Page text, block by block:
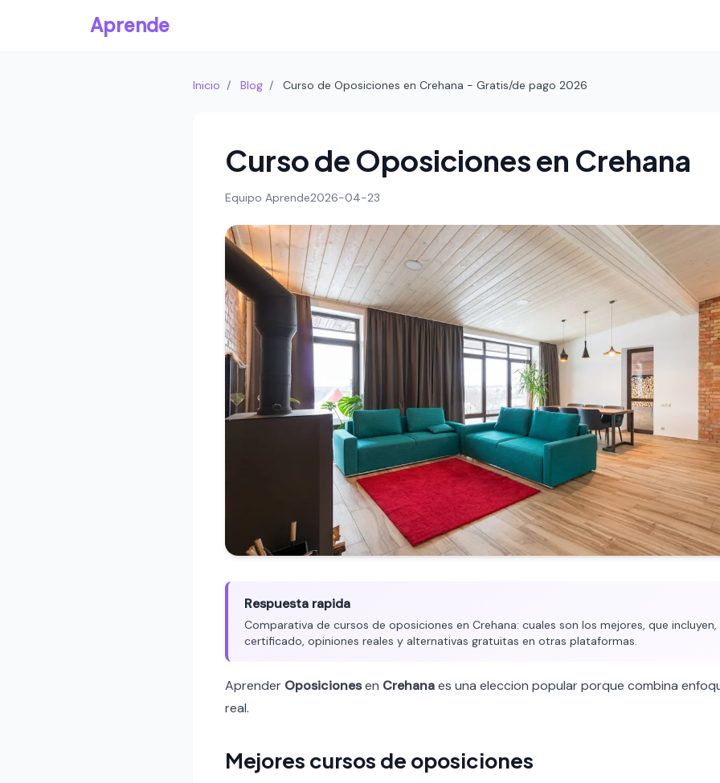
Aprende
Inicio / Blog / Curso de Oposiciones en Crehana - Gratis/de pago 2026
Curso de Oposiciones en Crehana
Equipo Aprende2026-04-23
Respuesta rapida
Comparativa de cursos de oposiciones en Crehana: cuales son los mejores, que
certificado, opiniones reales y alternativas gratuitas en otras plataformas.
Aprender Oposicionesen Crehanaes una eleccion popular porque combina
real.
Mejores cursos de oposiciones